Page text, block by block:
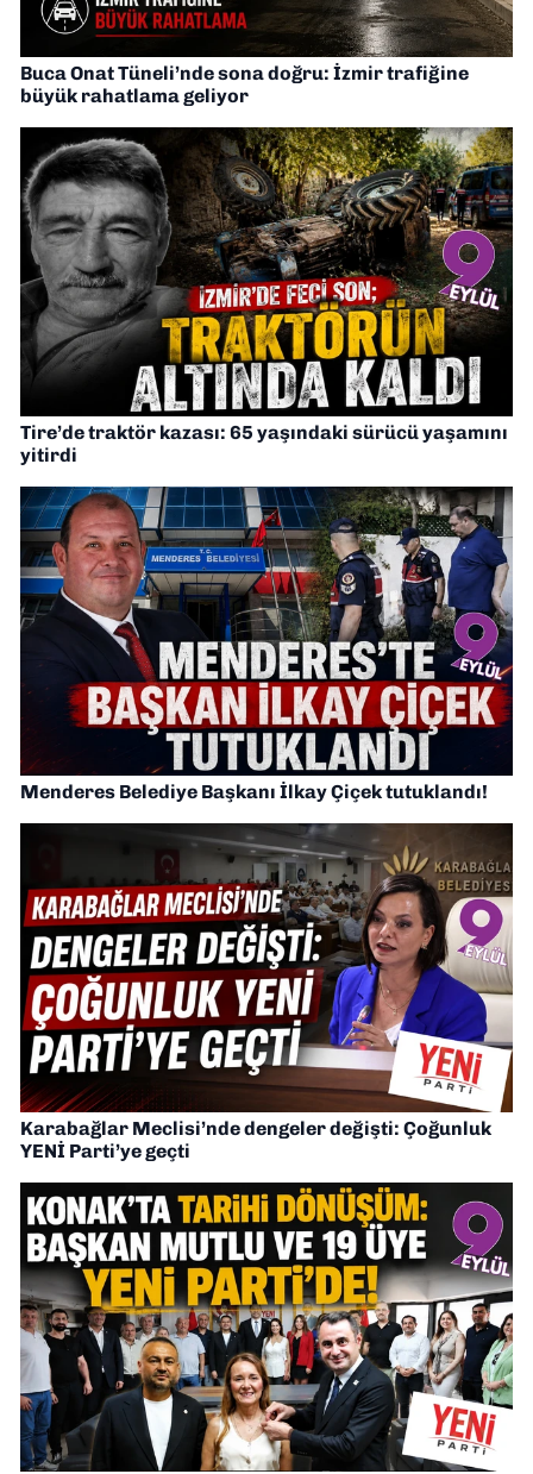
Buca Onat Tüneli’nde sona doğru: İzmir trafiğine
büyük rahatlama geliyor
Tire’de traktör kazası: 65 yaşındaki sürücü yaşamını
yitirdi
Menderes Belediye Başkanı İlkay Çiçek tutuklandı!
Karabağlar Meclisi’nde dengeler değişti: Çoğunluk
YENİ Parti’ye geçti